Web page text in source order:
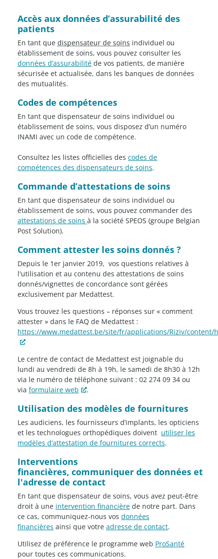
Accès aux données d’assurabilité des
patients
En tant que dispensateur de soins individuel ou
établissement de soins, vous pouvez consulter les
données d’assurabilité de vos patients, de manière
sécurisée et actualisée, dans les banques de données
des mutualités.
Codes de compétences
En tant que dispensateur de soins individuel ou
établissement de soins, vous disposez d’un numéro
INAMI avec un code de compétence.
Consultez les listes officielles des codes de
compétences des dispensateurs de soins.
Commande d’attestations de soins
En tant que dispensateur de soins individuel ou
établissement de soins, vous pouvez commander des
attestations de soins à la société SPEOS (groupe Belgian
Post Solution).
Comment attester les soins donnés ?
Depuis le 1er janvier 2019, vos questions relatives à
l'utilisation et au contenu des attestations de soins
donnés/vignettes de concordance sont gérées
exclusivement par Medattest.
Vous trouvez les questions – réponses sur « comment
attester » dans le FAQ de Medattest :
https://www.medattest.be/site/fr/applications/Riziv/content/
Le centre de contact de Medattest est joignable du
lundi au vendredi de 8h à 19h, le samedi de 8h30 à 12h
via le numéro de téléphone suivant : 02 274 09 34 ou
via formulaire web .
Utilisation des modèles de fournitures
Les audiciens, les fournisseurs d’implants, les opticiens
et les technologues orthopédiques doivent utiliser les
modèles d’attestation de fournitures corrects.
Interventions
financières, communiquer des données et
l'adresse de contact
En tant que dispensateur de soins, vous avez peut-être
droit à une intervention financière de notre part. Dans
ce cas, communiquez-nous vos données
financières ainsi que votre adresse de contact.
Utilisez de préférence le programme web ProSanté
pour toutes ces communications.